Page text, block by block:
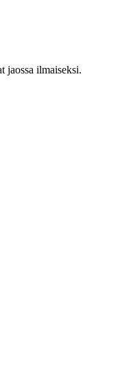
jaossa ilmaiseksi.